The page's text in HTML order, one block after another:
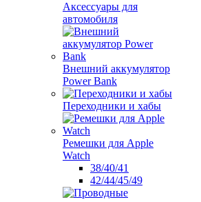
Аксессуары для
автомобиля
Внешний аккумулятор
Power Bank
Переходники и хабы
Ремешки для Apple
Watch
38/40/41
42/44/45/49